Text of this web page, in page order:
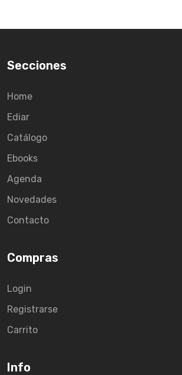
Secciones
Home
Ediar
Catálogo
Ebooks
Agenda
Novedades
Contacto
Compras
Login
Registrarse
Carrito
Info